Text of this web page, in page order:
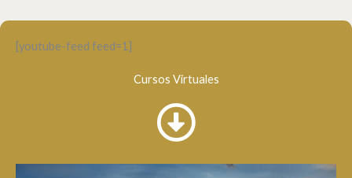
[youtube-feed feed=1]
Cursos Virtuales